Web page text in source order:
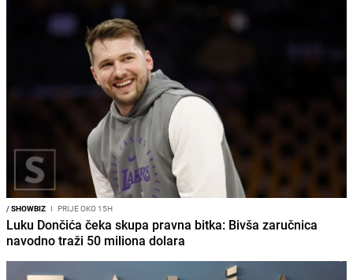
/SHOWBIZ I PRIJE OKO 15H
Luku Dončića čeka skupa pravna bitka: Bivša zaručnica
navodno traži 50 miliona dolara